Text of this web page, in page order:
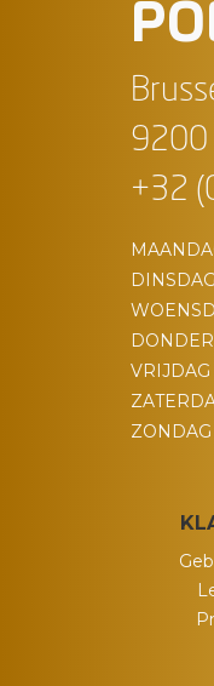
9200
+32
DINSDAG
VRIJDAG
ZONDAG